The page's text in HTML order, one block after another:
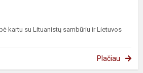
kartu su Lituanistų sambūriu ir Lietuvos
Plačiau